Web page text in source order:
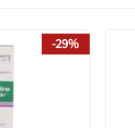
-29%